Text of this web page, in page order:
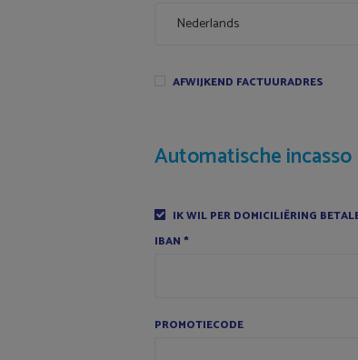
AFWIJKEND FACTUURADRES
Automatische incasso
IK WIL PER DOMICILIËRING
IBAN *
PROMOTIECODE